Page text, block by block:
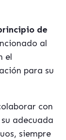
de
al
el
para su
con
adecuada
siempre